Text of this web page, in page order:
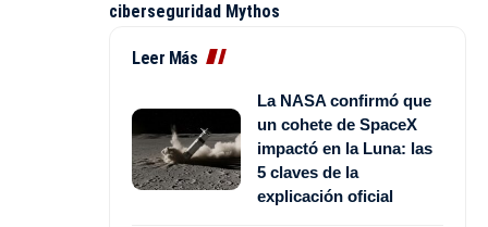
ciberseguridad Mythos
Leer Más
La NASA confirmó que
un cohete de SpaceX
impactó en la Luna: las
5 claves de la
explicación oficial